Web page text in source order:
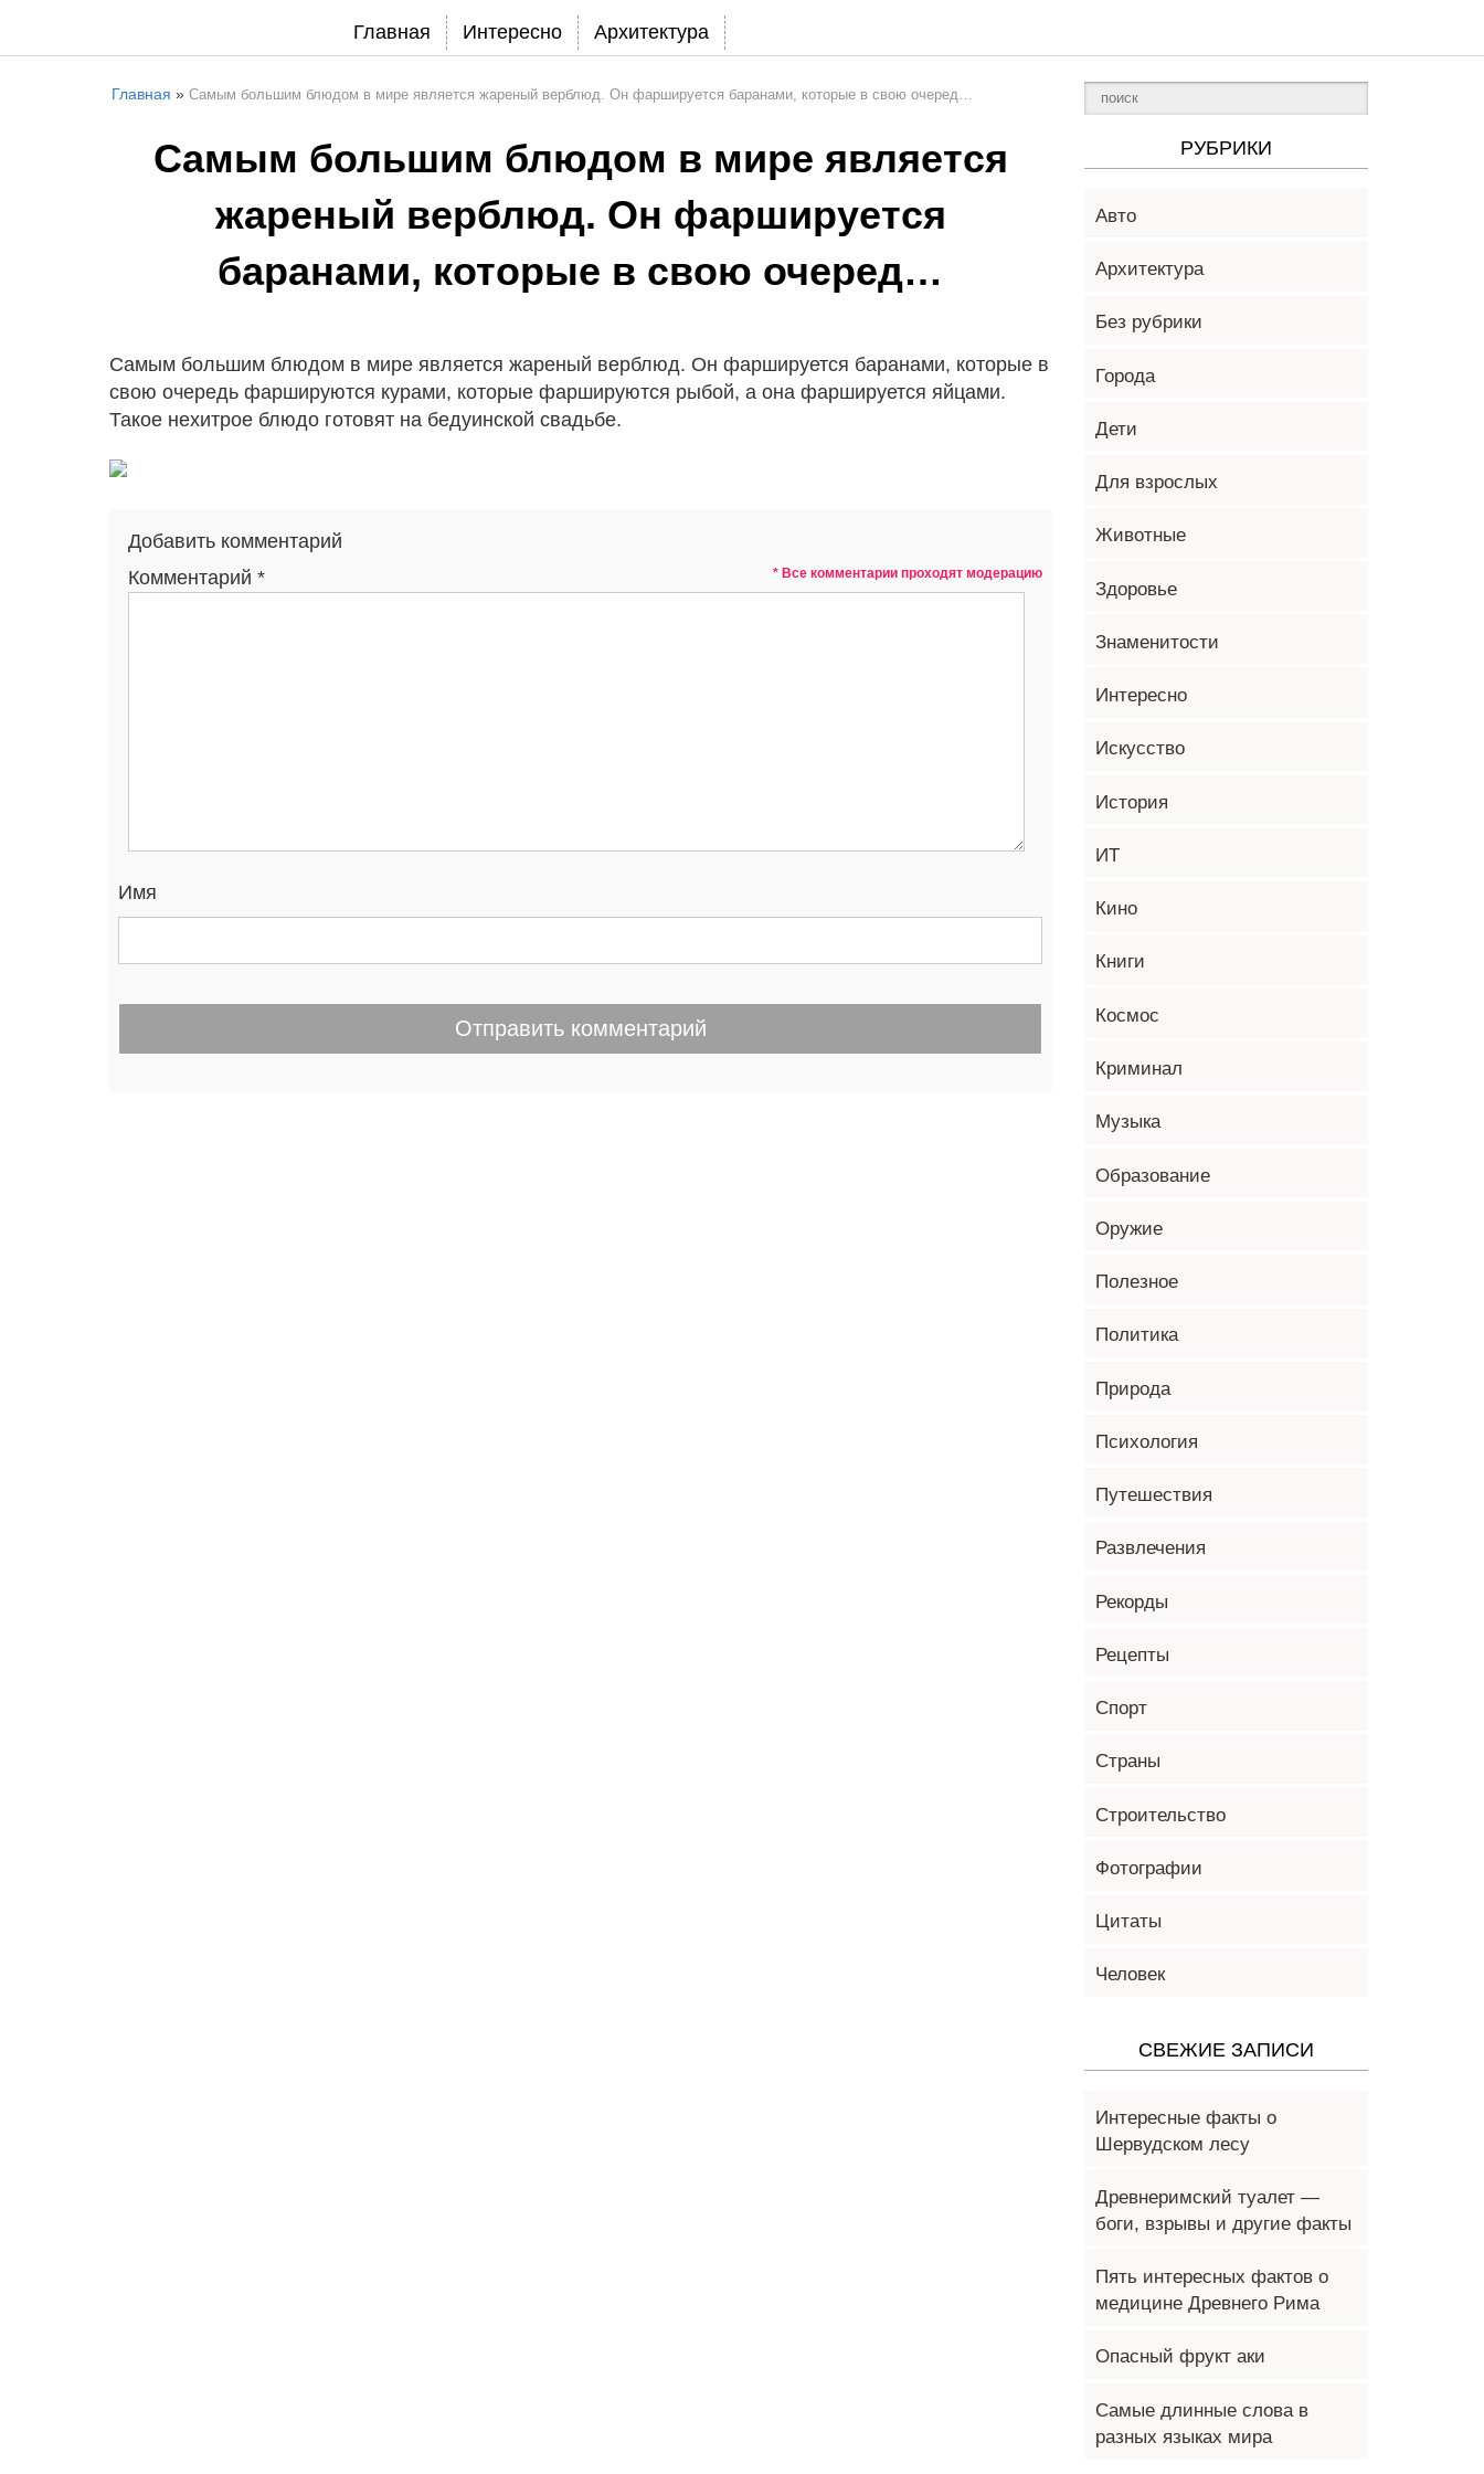
Главная Интересно Архитектура
Главная » Самым большим блюдом в мире является жареный верблюд. Он фаршируется баранами, которые в свою очеред…
Самым большим блюдом в мире является
жареный верблюд. Он фаршируется
баранами, которые в свою очеред…
Самым большим блюдом в мире является жареный верблюд. Он фаршируется баранами, которые в
свою очередь фаршируются курами, которые фаршируются рыбой, а она фаршируется яйцами.
Такое нехитрое блюдо готовят на бедуинской свадьбе.
Добавить комментарий
* Все комментарии проходят модерацию
Комментарий *
Имя
РУБРИКИ
Авто
Архитектура
Без рубрики
Города
Дети
Для взрослых
Животные
Здоровье
Знаменитости
Интересно
Искусство
История
ИТ
Кино
Книги
Космос
Криминал
Музыка
Образование
Оружие
Полезное
Политика
Природа
Психология
Путешествия
Развлечения
Рекорды
Рецепты
Спорт
Страны
Строительство
Фотографии
Цитаты
Человек
СВЕЖИЕ ЗАПИСИ
Интересные факты о
Шервудском лесу
Древнеримский туалет —
боги, взрывы и другие факты
Пять интересных фактов о
медицине Древнего Рима
Опасный фрукт аки
Самые длинные слова в
разных языках мира